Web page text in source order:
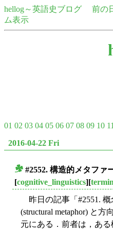
hellog～英語史ブログ 前の
ム表示
01 02 03 04 05 06 07 08 09 10 11
2016-04-22 Fri
#2552. 構造的メタファ
[cognitive_linguistics][
昨日の記事「#2551.
(structural metaphor) と
元にある．前者は，あ